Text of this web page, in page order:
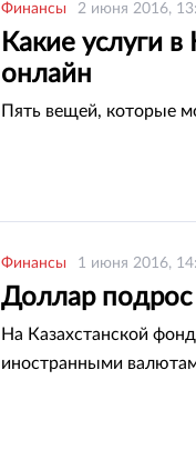
Финансы 2 июня 2016,
Какие услуги
онлайн
Пять вещей, которые
Финансы 1 июня 2016,
Доллар подрос
На Казахстанской
иностранными